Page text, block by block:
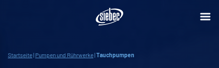
Startseite| Pumpen und Rührwerke|Tauchpumpen